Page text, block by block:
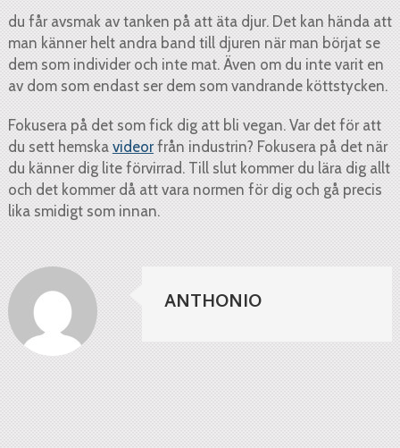
du får avsmak av tanken på att äta djur. Det kan hända att
man känner helt andra band till djuren när man börjat se
dem som individer och inte mat. Även om du inte varit en
av dom som endast ser dem som vandrande köttstycken.
Fokusera på det som fick dig att bli vegan. Var det för att
du sett hemska videorfrån industrin? Fokusera på det när
du känner dig lite förvirrad. Till slut kommer du lära dig allt
och det kommer då att vara normen för dig och gå precis
lika smidigt som innan.
ANTHONIO